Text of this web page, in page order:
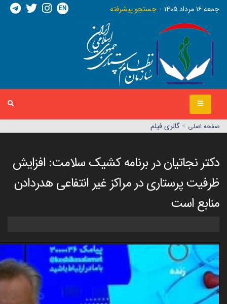
جمعه ١٦ مرداد ١٤٠٥ جستجو پیشرفته EN
صفحه اصلي > گالری فیلم
دکتر نجاتیان در برنامه کشیک سلامت: افزایش
ظرفیت پرستاری در مراکز غیر انتفاعی هدردادن
منابع است